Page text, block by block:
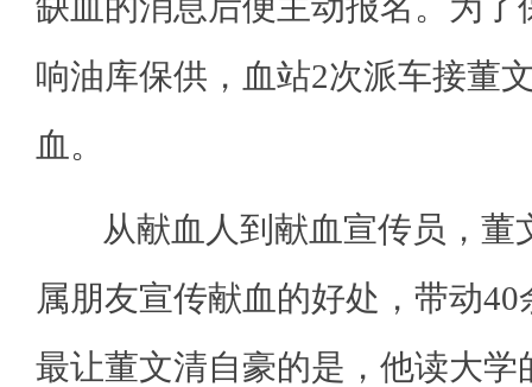
响油库保供，血站2次派车接董
血。
从献血人到献血宣传员，董
属朋友宣传献血的好处，带动
最让董文清自豪的是，他读大学